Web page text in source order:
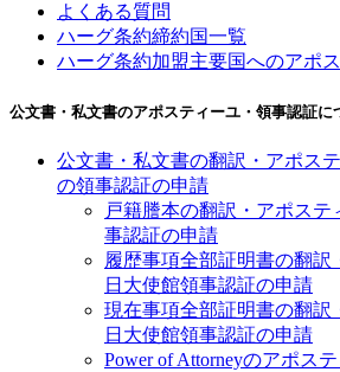
よくある質問
ハーグ条約締約国一覧
ハーグ条約加盟主要国へのアポ
公文書・私文書のアポスティーユ・領事認証に
公文書・私文書の翻訳・アポス
の領事認証の申請
戸籍謄本の翻訳・アポス
事認証の申請
履歴事項全部証明書の翻訳
日大使館領事認証の申請
現在事項全部証明書の翻訳
日大使館領事認証の申請
Power of Attorneyのアポス